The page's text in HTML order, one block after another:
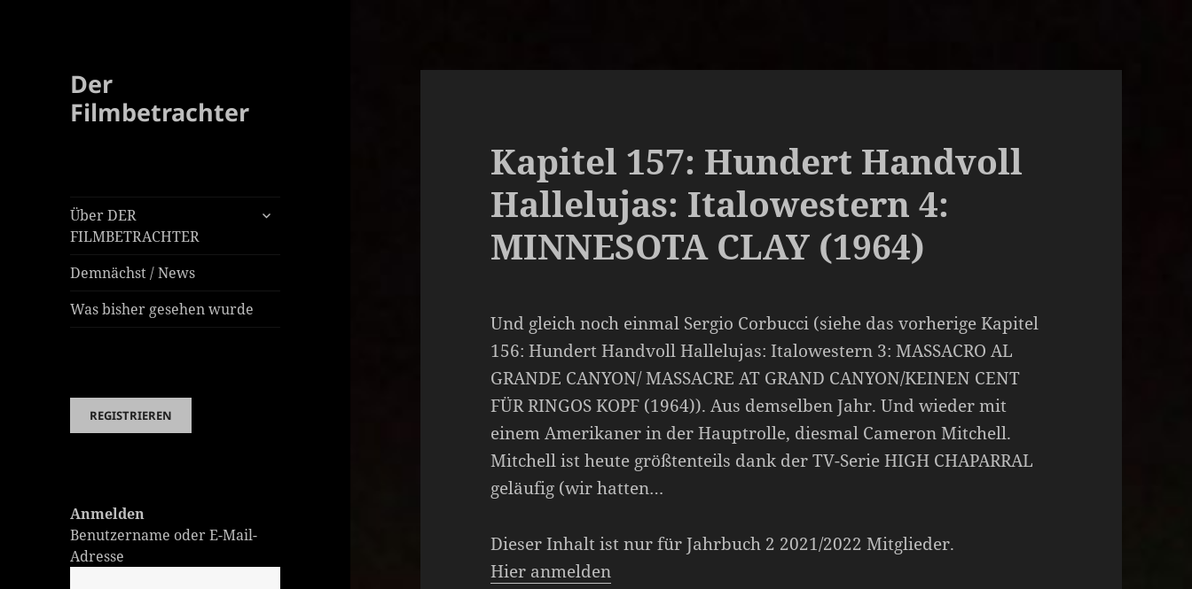
Der
Filmbetrachter
Über DER
FILMBETRACHTER
untermenü
Demnächst / News
Was bisher gesehen wurde
Anmelden
Benutzername oder E-Mail-
Adresse
Kapitel 157: Hundert Handvoll
Hallelujas: Italowestern 4:
MINNESOTA CLAY (1964)
Und gleich noch einmal Sergio Corbucci (siehe das vorherige Kapitel
156: Hundert Handvoll Hallelujas: Italowestern 3: MASSACRO AL
GRANDE CANYON/ MASSACRE AT GRAND CANYON/KEINEN CENT
FÜR RINGOS KOPF (1964)). Aus demselben Jahr. Und wieder mit
einem Amerikaner in der Hauptrolle, diesmal Cameron Mitchell.
Mitchell ist heute größtenteils dank der TV-Serie HIGH CHAPARRAL
geläufig (wir hatten…
Dieser Inhalt ist nur für Jahrbuch 2 2021/2022 Mitglieder.
Hier anmelden